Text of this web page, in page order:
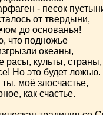
- песок
от твердыни,
до основанья!
что подножье
океаны,
расы, культы, страны,
Но это будет ложью.
моё злосчастье,
как счастье.